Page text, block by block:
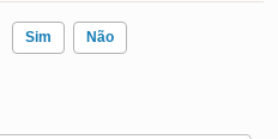
Sim Não